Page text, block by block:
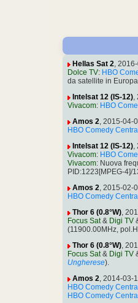
Hellas Sat 2,
Dolce TV: HBO
da satellite in
Intelsat 12 (IS-12),
Vivacom: HBO
Amos 2, 2015-04-
HBO Comedy
Intelsat 12 (IS-12),
Vivacom: HBO
Vivacom: Nuova
PID:1223[MPEG-4]/
Amos 2, 2015-02-
HBO Comedy
Thor 6 (0.8°W),
Focus Sat& Digi TV
(11900.00MHz,
Thor 6 (0.8°W),
Focus Sat& Digi TV
Ungherese).
Amos 2, 2014-03-
HBO Comedy
HBO Comedy